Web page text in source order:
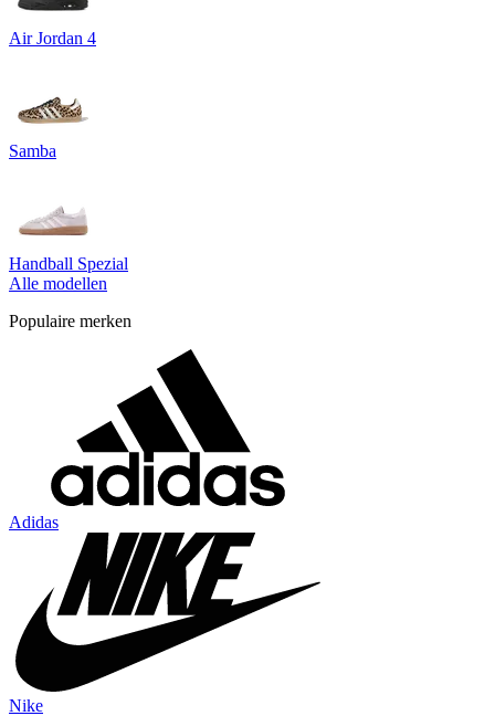
Air Jordan 4
Samba
Handball Spezial
Alle modellen
Populaire merken
Adidas
Nike